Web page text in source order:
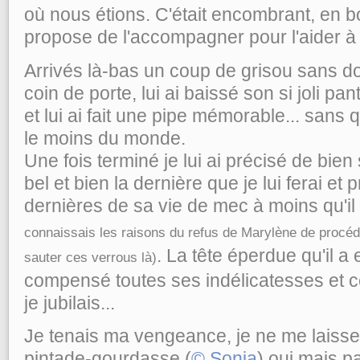
où nous étions. C'était encombrant, en
propose de l'accompagner pour l'aider
Arrivés là-bas un coup de grisou sans
coin de porte, lui ai baissé son si joli
et lui ai fait une pipe mémorable... sans
le moins du monde.
Une fois terminé je lui ai précisé de
bel et bien la dernière que je lui ferai et
dernières de sa vie de mec à moins
connaissais les raisons du refus de Marylène de
sauter ces verrous là). La tête éperdue qu'il a
compensé toutes ses indélicatesses et
je jubilais...
Je tenais ma vengeance, je ne me